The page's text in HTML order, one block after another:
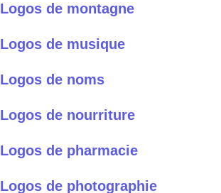
Logos de montagne
Logos de musique
Logos de noms
Logos de nourriture
Logos de pharmacie
Logos de photographie